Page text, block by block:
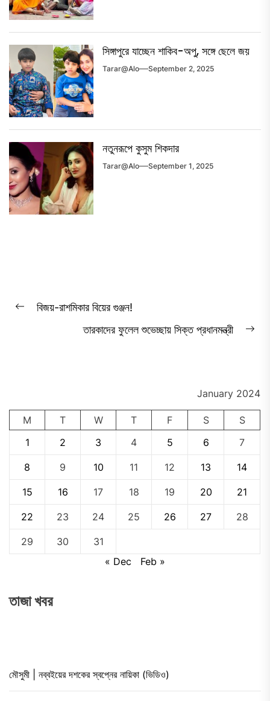
সিঙ্গাপুরে যাচ্ছেন শাকিব-অপু, সঙ্গে ছেলে জয়
Tarar@alo September 2, 2025
নতুনরূপে কুসুম শিকদার
Tarar@alo September 1, 2025
Post
navigation
Previous
বিজয়-রাশমিকার বিয়ের গুঞ্জন!
তারকাদের ফুলেল শুভেচ্ছায় সিক্ত প্রধানমন্ত্রী
January 2024
M T W T F S
S
1
2 3 4 5 6 7
8 9 10 11 12 13 14
15 16 17 18 19 20 21
22 23 24 25 26 27 28
29 30
31
« Dec
Feb »
তাজা খবর
মৌসুমী | নব্বইয়ের দশকের স্বপ্নের নায়িকা (ভিডিও)